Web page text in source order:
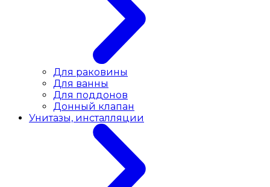
Для раковины
Для ванны
Для поддонов
Донный клапан
Унитазы, инсталляции